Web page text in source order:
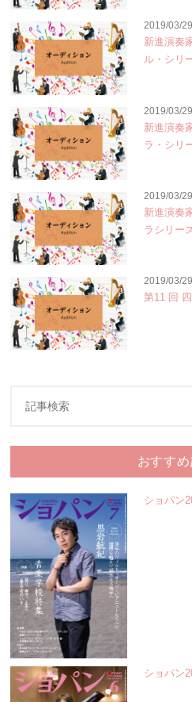
2019/03/29
新進演奏
ル・シリ
2019/03/29
新進演奏
ラ・シリ
2019/03/29
新進演奏
ラシリー
2019/03/29
第11 回
おすす
ショパン
ショパン